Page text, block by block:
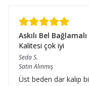
Askılı Bel
Kalitesi çok iyi
SedaS.
Satın Alınmış
Üst beden dar kalıp